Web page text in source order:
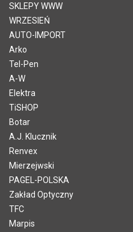
SKLEPY WWW
WRZESIEŃ
AUTO-IMPORT
Arko
Tel-Pen
A-W
Elektra
TiSHOP
Botar
A.J. Klucznik
Renvex
Mierzejwski
PAGEL-POLSKA
Zakład Optyczny
TFC
Marpis